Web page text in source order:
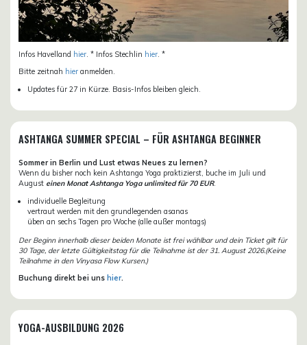
Infos Havelland hier . * Infos Stechlin hier . *
Bitte zeitnah hier anmelden.
Updates für 27 in Kürze. Basis-Infos bleiben gleich.
ASHTANGA SUMMER SPECIAL – FÜR ASHTANGA BEGINNER
Sommer in Berlin und Lust etwas Neues zu lernen?
Wenn du bisher noch kein Ashtanga Yoga praktizierst, buche im Juli und
August einen Monat Ashtanga Yoga unlimited für 70 EUR.
individuelle Begleitung
vertraut werden mit den grundlegenden asanas
üben an sechs Tagen pro Woche (alle außer montags)
Der Beginn innerhalb dieser beiden Monate ist frei wählbar und dein Ticket gilt für
30 Tage, der letzte Gültigkeitstag für die Teilnahme ist der 31. August 2026.(Keine
Teilnahme in den Vinyasa Flow Kursen.)
Buchung direkt bei uns hier.
YOGA-AUSBILDUNG 2026